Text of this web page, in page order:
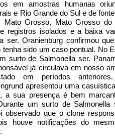
em amostras humanas
e Rio Grande do Sul e de
Mato Grosso, Mato Grosso
registros isolados e a baixa
ser. Oranienburg confirmou
tenha sido um caso pontual. No
surto de Salmonella ser.
já circulava em nosso
em períodos
apresentou uma
a sua presença é bem
um surto de Salmonella
observado que o clone
houve notificações do